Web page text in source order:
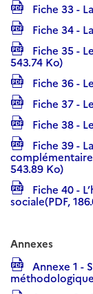
Fiche 33 -
Fiche 34 -
Fiche 35 -
543.74 Ko)
Fiche 36 -
Fiche 37 -
Fiche 38 -
Fiche 39 -
complémentaire
543.89 Ko)
Fiche 40 -
sociale(PDF,
Annexes
Annexe 1 -